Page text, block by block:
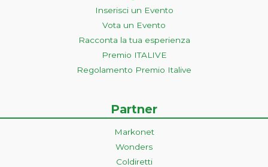
Inserisci un Evento
Vota un Evento
Racconta la tua esperienza
Premio ITALIVE
Regolamento Premio Italive
Partner
Markonet
Wonders
Coldiretti